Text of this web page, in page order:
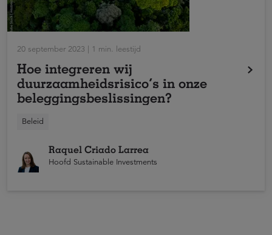
20 september 2023 | 1 min. leestijd
Hoe integreren wij
duurzaamheidsrisico’s in onze
beleggingsbeslissingen?
Met het duurzaamheidsbeleid en de
N.V. (de Beheerder) duurzaamheid in haar
beleggingsproces.
Beleid
Raquel Criado Larrea
Hoofd Sustainable Investments